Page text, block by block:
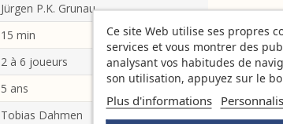
Jürgen P.K. Grunau
15 min
2 à 6 joueurs
5 ans
Tobias Dahmen
Ce site Web utilise ses propres
services et vous montrer des
analysant vos habitudes de
son utilisation, appuyez sur le
Plus d'informations